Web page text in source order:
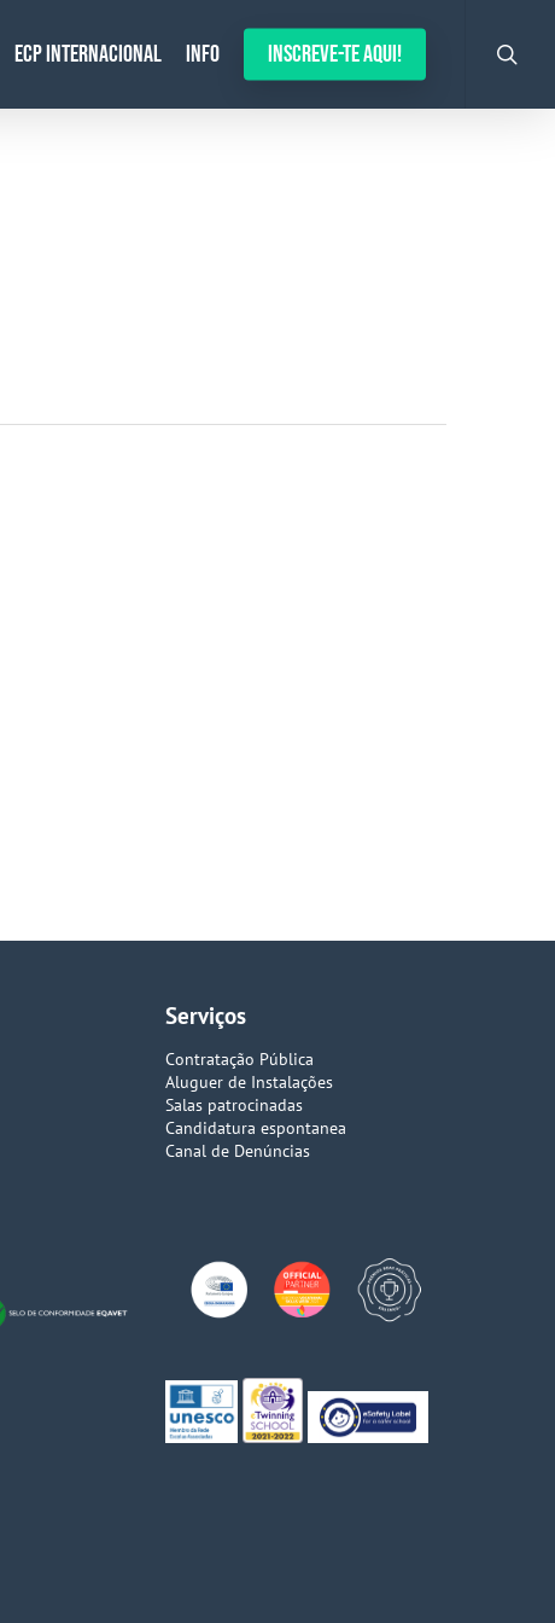
ECP Internacional Info Inscreve-te aqui!
Serviços
Contratação Pública
Aluguer de Instalações
Salas patrocinadas
Candidatura espontanea
Canal de Denúncias